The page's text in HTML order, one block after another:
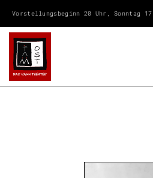
Vorstellungsbeginn 20 Uhr, Sonntag